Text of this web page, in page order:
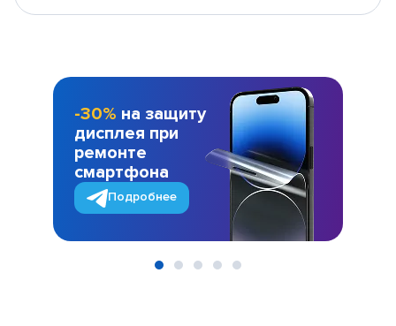
-30% на защиту
дисплея при
ремонте
смартфона
Подробнее